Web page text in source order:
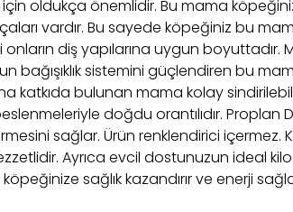
oldukça önemlidir. Bu mama
vardır. Bu sayede köpeğiniz bu
diş yapılarına uygun boyuttadır.
bağışıklık sistemini güçlendiren bu
katkıda bulunan mama kolay
doğdu orantılıdır.
sağlar. Ürün renklendirici içermez.
Ayrıca evcil dostunuzun ideal
sağlık kazandırır ve enerji